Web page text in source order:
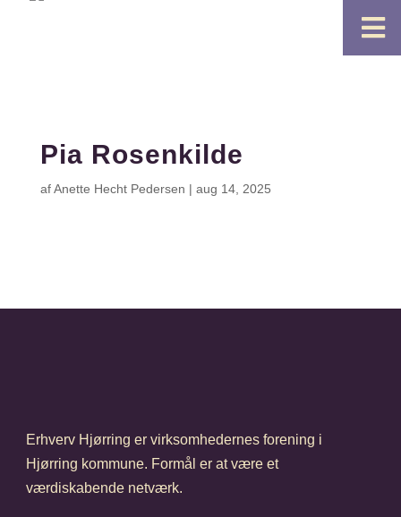

Pia Rosenkilde
afAnette Hecht Pedersen | aug 14, 2025
Erhverv Hjørring er virksomhedernes forening i
Hjørring kommune. Formål er at være et
værdiskabende netværk.